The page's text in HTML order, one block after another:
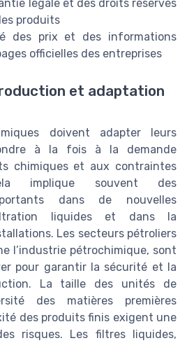
légale et des droits réservés
produits
des prix et des informations
officielles des entreprises
et adaptation
doivent adapter leurs
à la fois à la demande
chimiques et aux contraintes
implique souvent des
dans de nouvelles
liquides et dans la
Les secteurs pétroliers
l’industrie pétrochimique, sont
pour garantir la sécurité et la
La taille des unités de
des matières premières
des produits finis exigent une
risques. Les filtres liquides,